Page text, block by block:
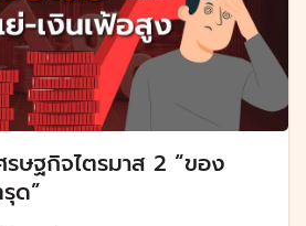
รษฐกิจไตรมาส 2 “ของ
ด”